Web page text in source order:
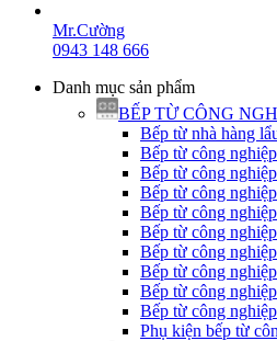
Mr.Cường
0943 148 666
Danh mục sản phẩm
BẾP TỪ CÔNG
Bếp từ nhà hàng
Bếp từ công
Bếp từ công
Bếp từ công
Bếp từ công
Bếp từ công
Bếp từ công
Bếp từ công
Bếp từ công
Bếp từ công
Phụ kiện bếp từ